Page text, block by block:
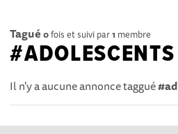
Tagué 0fois et suivi par1 membre
#ADOLESCENTS
Il n'y a aucune annonce taggué